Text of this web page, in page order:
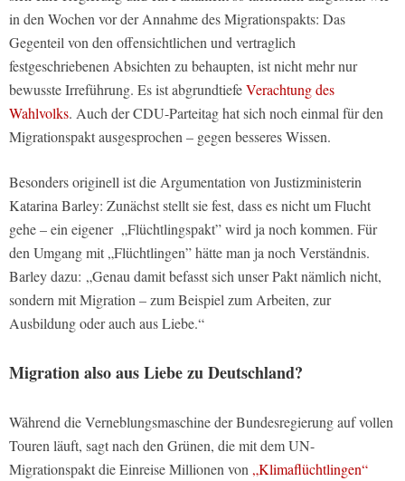
in den Wochen vor der Annahme des Migrationspakts: Das
Gegenteil von den offensichtlichen und vertraglich
festgeschriebenen Absichten zu behaupten, ist nicht mehr nur
bewusste Irreführung. Es ist abgrundtiefeVerachtung des
Wahlvolks. Auch der CDU-Parteitag hat sich noch einmal für den
Migrationspakt ausgesprochen – gegen besseres Wissen.
Besonders originell ist die Argumentation von Justizministerin
Katarina Barley: Zunächst stellt sie fest, dass es nicht um Flucht
gehe – ein eigener„Flüchtlingspakt” wird ja noch kommen. Für
den Umgang mit „Flüchtlingen” hätte man ja noch Verständnis.
Barley dazu: „Genau damit befasst sich unser Pakt nämlich nicht,
sondern mit Migration – zum Beispiel zum Arbeiten, zur
Ausbildung oder auch aus Liebe.“
Migration also aus Liebe zu Deutschland?
Während die Verneblungsmaschine der Bundesregierung auf vollen
Touren läuft, sagt nach den Grünen, die mit dem UN-
Migrationspakt die Einreise Millionen von „Klimaflüchtlingen“